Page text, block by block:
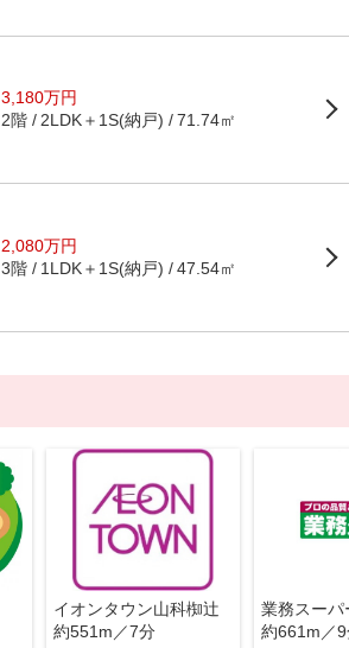
3,180万円
2階 2LDK＋1S(納戸) 71.74㎡
2,080万円
3階 1LDK＋1S(納戸) 47.54㎡
イオンタウン山科椥辻
約551m／7分
約661m／